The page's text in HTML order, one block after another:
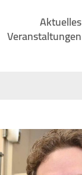
Aktuelles
Veranstaltungen